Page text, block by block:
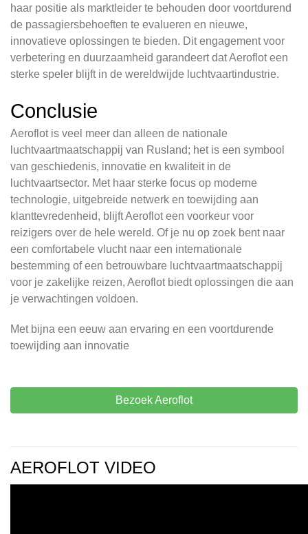
haar positie als marktleider te behouden door voortdurend
de passagiersbehoeften te evalueren en nieuwe,
innovatieve oplossingen te bieden. Dit engagement voor
verbetering en duurzaamheid garandeert dat Aeroflot een
sterke speler blijft in de wereldwijde luchtvaartindustrie.
Conclusie
Aeroflot is veel meer dan alleen de nationale
luchtvaartmaatschappij van Rusland; het is een symbool
van geschiedenis, innovatie en kwaliteit in de
luchtvaartsector. Met haar sterke focus op moderne
technologie, uitgebreide netwerk en toewijding aan
klanttevredenheid, blijft Aeroflot een voorkeur voor
reizigers over de hele wereld. Of je nu op zoek bent naar
een comfortabele vlucht naar een internationale
bestemming of een betrouwbare luchtvaartmaatschappij
voor je zakelijke reizen, Aeroflot biedt oplossingen die aan
je verwachtingen voldoen.
Met bijna een eeuw aan ervaring en een voortdurende
toewijding aan innovatie
Bezoek Aeroflot
AEROFLOT VIDEO